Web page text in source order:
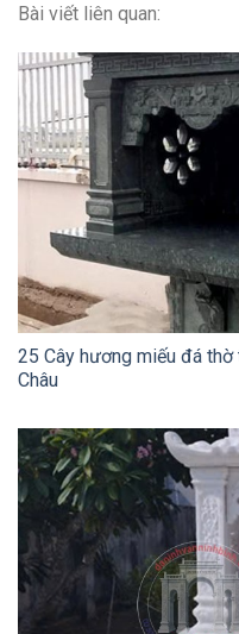
Bài viết liên quan:
25 Cây hương miếu đá
Châu